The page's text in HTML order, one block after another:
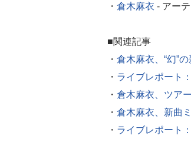
・ 倉木麻衣 - アー
■関連記事
・ 倉木麻衣、“幻”の
・ ライブレポート
・ 倉木麻衣、ツア
・ 倉木麻衣、新曲
・ ライブレポート